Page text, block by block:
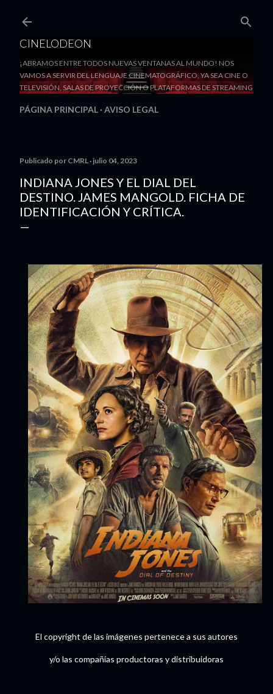
CINELODEON
¡ABRAMOS ENTRE TODOS NUEVAS VENTANAS AL MUNDO! NOS
VAMOS A SERVIR DEL LENGUAJE CINEMATOGRÁFICO, YA SEA CINE O
TELEVISIÓN, SALAS DE PROYECCIÓN O PLATAFORMAS DE STREAMING
PÁGINA PRINCIPAL AVISO LEGAL
Publicado por CMRL julio 04, 2023
INDIANA JONES Y EL DIAL DEL
DESTINO. JAMES MANGOLD. FICHA DE
IDENTIFICACIÓN Y CRÍTICA.
El copyright de las imágenes pertenece a sus autores
y/o las compañías productoras y distribuidoras